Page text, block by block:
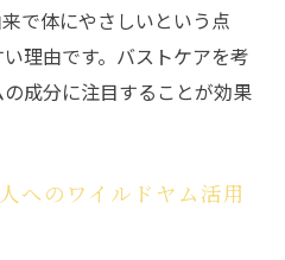
で体にやさしいという点
理由です。バストケアを考
成分に注目することが効果
へのワイルドヤム活用